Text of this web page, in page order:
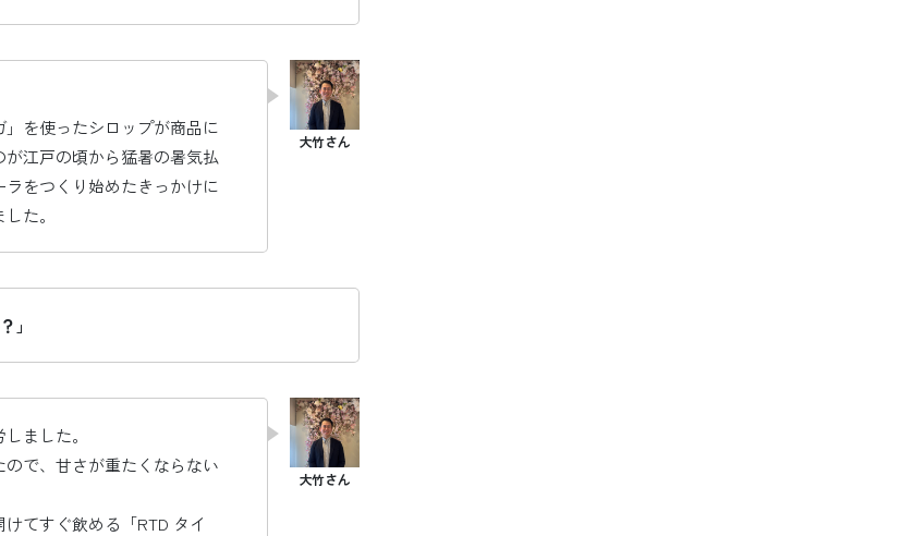
を使ったシロップが商品に
江戸の頃から猛暑の暑気払
をつくり始めたきっかけに
た。
」
ました。
で、甘さが重たくならない
てすぐ飲める「RTD タイ